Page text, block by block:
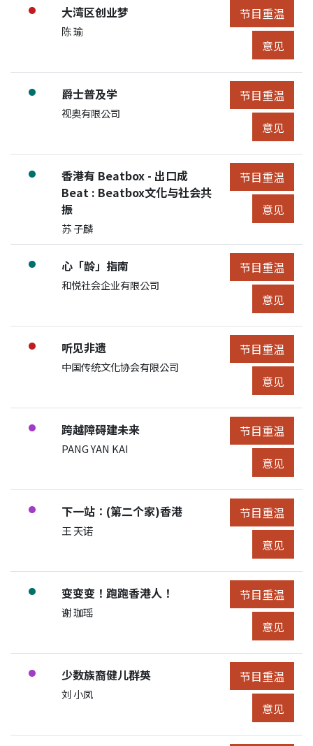
●
展开节目详细
节目:
大湾区创业梦
申请人/团体:
陈 瑜
节目重温
节目重温
节目意见
意见
●
展开节目详细
节目:
爵士普及学
申请人/团体:
视奥有限公司
节目重温
节目重温
节目意见
意见
●
展开节目详细
节目:
香港有 Beatbox - 出口成
Beat : Beatbox文化与社会共
振
申请人/团体:
苏 子麟
节目重温
节目重温
节目意见
意见
●
展开节目详细
节目:
心「龄」指南
申请人/团体:
和悦社会企业有限公司
节目重温
节目重温
节目意见
意见
●
展开节目详细
节目:
听见非遗
申请人/团体:
中国传统文化协会有限公司
节目重温
节目重温
节目意见
意见
●
展开节目详细
节目:
跨越障碍建未来
申请人/团体:
PANG YAN KAI
节目重温
节目重温
节目意见
意见
●
展开节目详细
节目:
下一站∶(第二个家)香港
申请人/团体:
王 天诺
节目重温
节目重温
节目意见
意见
●
展开节目详细
节目:
变变变！跑跑香港人！
申请人/团体:
谢 珈瑶
节目重温
节目重温
节目意见
意见
●
展开节目详细
节目:
少数族裔健儿群英
申请人/团体:
刘 小凤
节目重温
节目重温
节目意见
意见